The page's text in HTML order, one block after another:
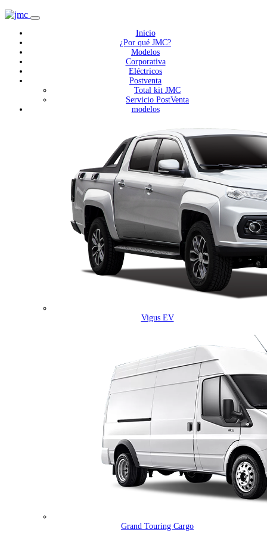
Inicio
¿Por qué JMC?
Modelos
Corporativa
Eléctricos
Postventa
Total kit JMC
Servicio PostVenta
modelos
Vigus EV
Grand Touring Cargo